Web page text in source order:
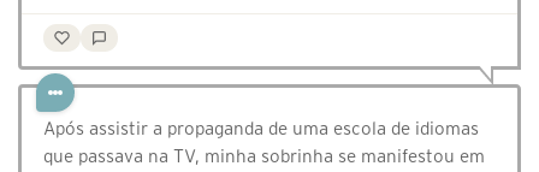
Após assistir a propaganda de uma escola de idiomas
que passava na TV, minha sobrinha se manifestou em